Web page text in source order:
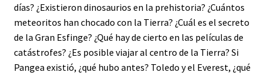
días? ¿Existieron dinosaurios en la prehistoria? ¿Cuántos
meteoritos han chocado con la Tierra? ¿Cuál es el secreto
de la Gran Esfinge? ¿Qué hay de cierto en las películas de
catástrofes? ¿Es posible viajar al centro de la Tierra? Si
Pangea existió, ¿qué hubo antes? Toledo y el Everest, ¿qué